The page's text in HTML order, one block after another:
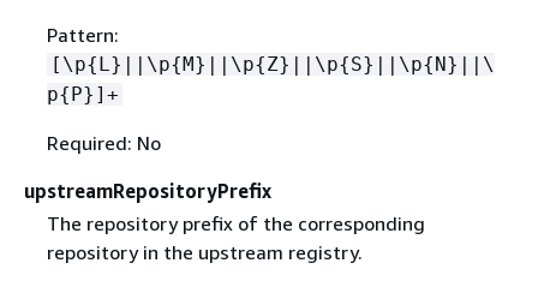
Pattern:
[\p{L}||\p{M}||\p{Z}||\p{S}||\p{N}||\
p{P}]+
Required: No
upstreamRepositoryPrefix
The repository prefix of the corresponding
repository in the upstream registry.